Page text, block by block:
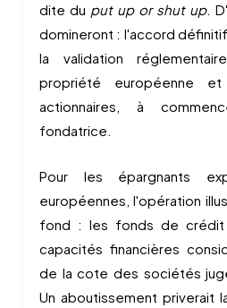
dite du put up or shut up.
domineront : l'accord
la validation
propriété européenne
actionnaires, à
fondatrice.
Pour les épargnants
européennes, l'opération
fond : les fonds de crédit
capacités financières
de la cote des sociétés
Un aboutissement priverait